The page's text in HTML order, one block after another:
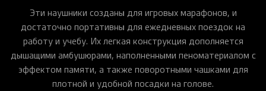
Эти наушники созданы для игровых марафонов, и
достаточно портативны для ежедневных поездок на
работу и учебу. Их легкая конструкция дополняется
дышащими амбушюрами, наполненными пеноматериалом с
эффектом памяти, а также поворотными чашками для
плотной и удобной посадки на голове.